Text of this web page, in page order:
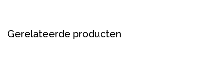
Gerelateerde producten